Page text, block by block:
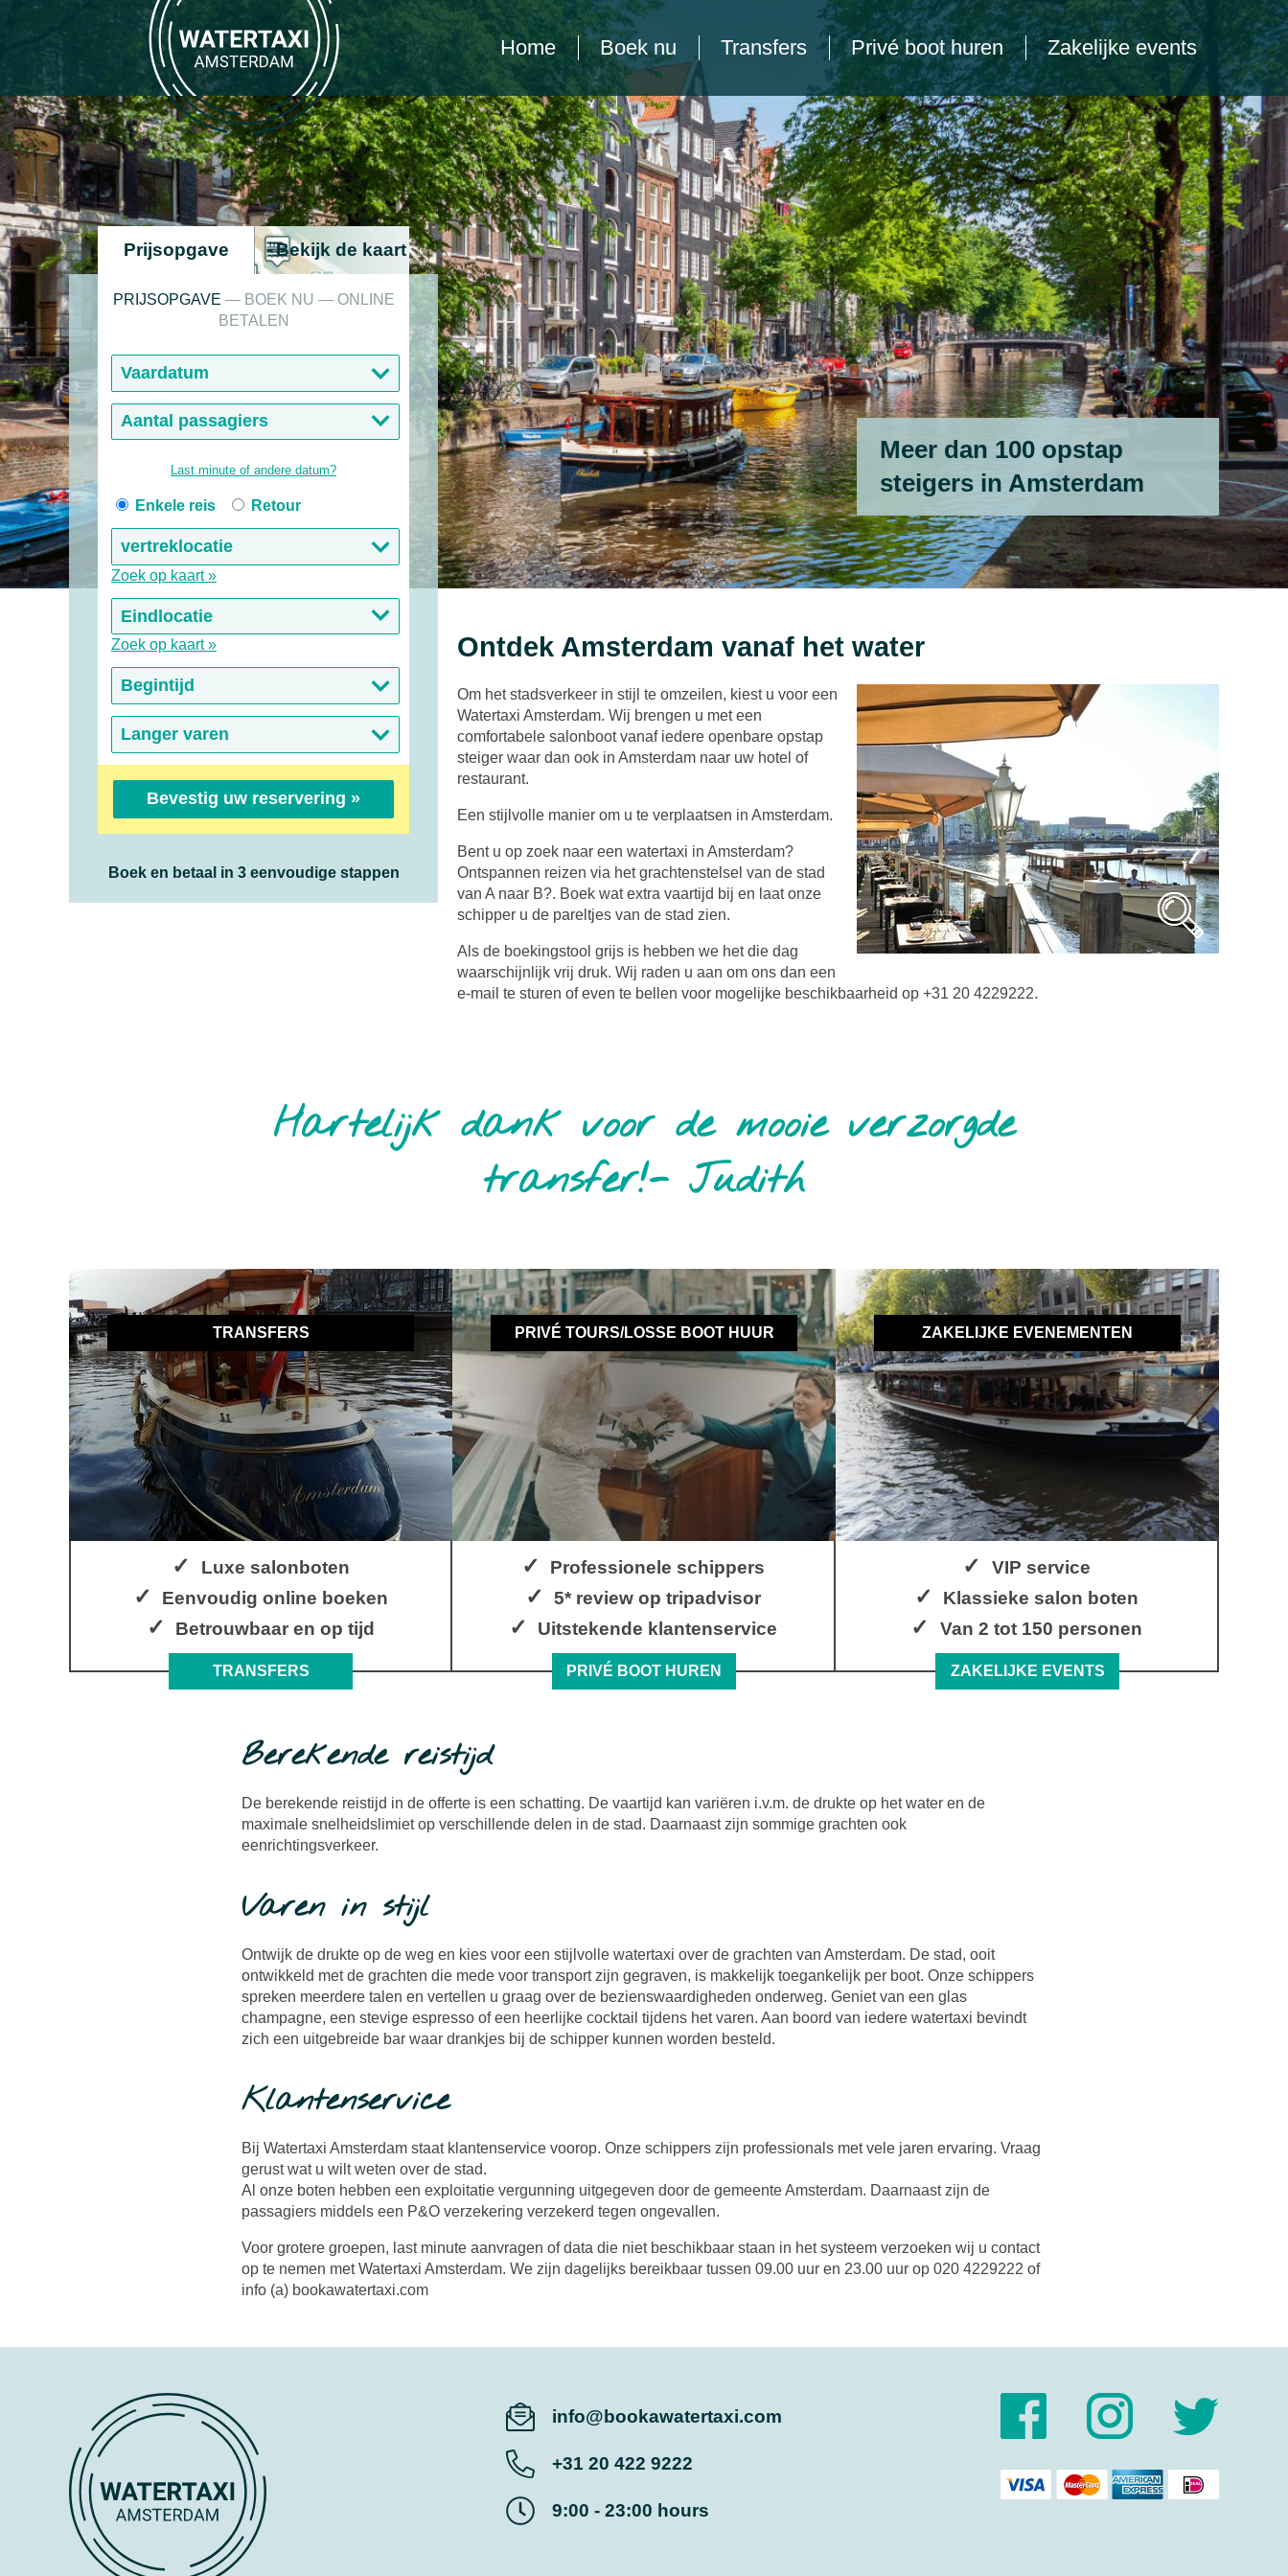
Home Boek nu Transfers Privé boot huren Zakelijke events
Meer dan 100 opstap
steigers in Amsterdam
Prijsopgave Bekijk de kaart
PRIJSOPGAVE — BOEK NU — ONLINE
BETALEN
Last minute of andere datum?
Enkele reis Retour
Zoek op kaart
Zoek op kaart
Boek en betaal in 3 eenvoudige stappen
Ontdek Amsterdam vanaf het water
Om het stadsverkeer in stijl te omzeilen, kiest u voor een
Watertaxi Amsterdam. Wij brengen u met een
comfortabele salonboot vanaf iedere openbare opstap
steiger waar dan ook in Amsterdam naar uw hotel of
restaurant.
Een stijlvolle manier om u te verplaatsen in Amsterdam.
Bent u op zoek naar een watertaxi in Amsterdam?
Ontspannen reizen via het grachtenstelsel van de stad
van A naar B?. Boek wat extra vaartijd bij en laat onze
schipper u de pareltjes van de stad zien.
Als de boekingstool grijs is hebben we het die dag
waarschijnlijk vrij druk. Wij raden u aan om ons dan een
e-mail te sturen of even te bellen voor mogelijke beschikbaarheid op +31 20 4229222.
Hartelijk dank voor de mooie verzorgde
transfer!- Judith
TRANSFERS
Luxe salonboten
Eenvoudig online boeken
Betrouwbaar en op tijd
TRANSFERS
PRIVÉ TOURS/LOSSE BOOT HUUR
Professionele schippers
5* review op tripadvisor
Uitstekende klantenservice
PRIVÉ BOOT HUREN
ZAKELIJKE EVENEMENTEN
VIP service
Klassieke salon boten
Van 2 tot 150 personen
ZAKELIJKE EVENTS
Berekende reistijd
De berekende reistijd in de offerte is een schatting. De vaartijd kan variëren i.v.m. de drukte op het water en de
maximale snelheidslimiet op verschillende delen in de stad. Daarnaast zijn sommige grachten ook
eenrichtingsverkeer.
Varen in stijl
Ontwijk de drukte op de weg en kies voor een stijlvolle watertaxi over de grachten van Amsterdam. De stad, ooit
ontwikkeld met de grachten die mede voor transport zijn gegraven, is makkelijk toegankelijk per boot. Onze schippers
spreken meerdere talen en vertellen u graag over de bezienswaardigheden onderweg. Geniet van een glas
champagne, een stevige espresso of een heerlijke cocktail tijdens het varen. Aan boord van iedere watertaxi bevindt
zich een uitgebreide bar waar drankjes bij de schipper kunnen worden besteld.
Klantenservice
Bij Watertaxi Amsterdam staat klantenservice voorop. Onze schippers zijn professionals met vele jaren ervaring. Vraag
gerust wat u wilt weten over de stad.
Al onze boten hebben een exploitatie vergunning uitgegeven door de gemeente Amsterdam. Daarnaast zijn de
passagiers middels een P&O verzekering verzekerd tegen ongevallen.
Voor grotere groepen, last minute aanvragen of data die niet beschikbaar staan in het systeem verzoeken wij u contact
op te nemen met Watertaxi Amsterdam. We zijn dagelijks bereikbaar tussen 09.00 uur en 23.00 uur op 020 4229222 of
info (a) bookawatertaxi.com
info@bookawatertaxi.com
+31 20 422 9222
9:00 - 23:00 hours